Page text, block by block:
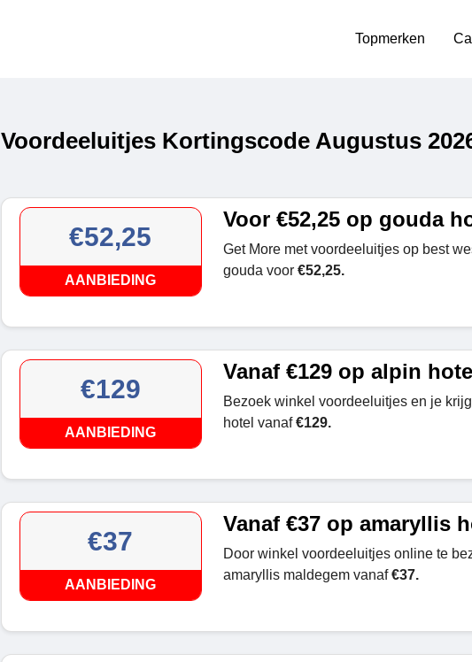
Topmerken
Voordeeluitjes Kortingscode Augustus
€52,25
AANBIEDING
Voor €52,25 op gouda
Get More met voordeeluitjes op best
gouda voor€52,25.
€129
AANBIEDING
Vanaf €129 op alpin
Bezoek winkel voordeeluitjes en je
hotel vanaf€129.
€37
AANBIEDING
Vanaf €37 op amaryllis
Door winkel voordeeluitjes online te
amaryllis maldegem vanaf€37.